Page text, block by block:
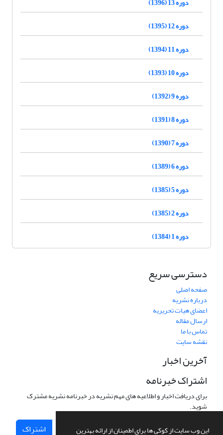
این وب سایت از کوکی ها برای اطمینان از ارائه بهترین
دوره 12 (1395)
دوره 11 (1394)
دوره 10 (1393)
دوره 9 (1392)
دوره 8 (1391)
دوره 7 (1390)
دوره 6 (1389)
دوره 5 (1385)
دوره 2 (1385)
دوره 1 (1384)
دسترسی سریع
صفحه اصلی
درباره نشریه
اعضای هیات تحریریه
ارسال مقاله
تماس با ما
نقشه سایت
آخرین اخبار
اشتراک خبرنامه
برای دریافت اخبار و اطلاعیه های مهم نشریه در خبرنامه نشریه مشترک
شوید.
اشتراک